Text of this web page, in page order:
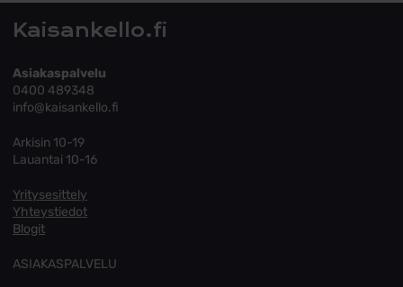
Kaisankello.fi
Asiakaspalvelu
0400 489348
info@kaisankello.fi
Arkisin 10-19
Lauantai 10-16
Yritysesittely
Yhteystiedot
Blogit
ASIAKASPALVELU